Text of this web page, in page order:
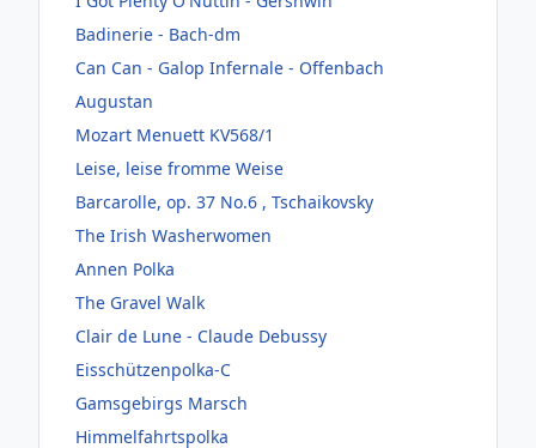
Badinerie - Bach-dm
Can Can - Galop Infernale - Offenbach
Augustan
Mozart Menuett KV568/1
Leise, leise fromme Weise
Barcarolle, op. 37 No.6 , Tschaikovsky
The Irish Washerwomen
Annen Polka
The Gravel Walk
Clair de Lune - Claude Debussy
Eisschützenpolka-C
Gamsgebirgs Marsch
Himmelfahrtspolka